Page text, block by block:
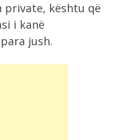
private, kështu që
i kanë
jush.